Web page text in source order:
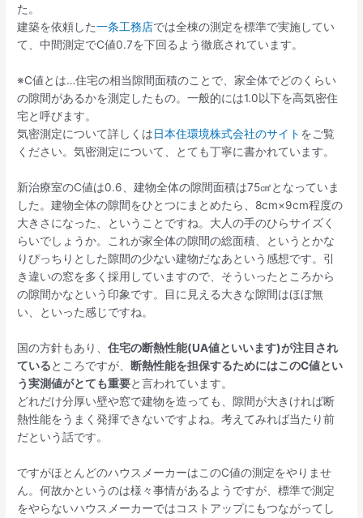
た。
建築を依頼した一条工務店では全棟の測定を標準で実施してい
て、中間測定でC値0.7を下回るよう徹底されています。
※C値とは…住宅の相当隙間面積のことで、家全体でどのくらい
の隙間があるかを測定したもの。一般的には1.0以下を高気密住
宅と呼びます。
気密測定について詳しくは日本住環境株式会社のサイト をご覧
ください。気密測定について、とても丁寧に書かれています。
新治療室のC値は0.6、建物全体の隙間面積は75㎠となっていま
した。建物全体の隙間をひとつにまとめたら、8cm×9cm程度の
大きさになった、ということですね。大人の手のひらサイズく
らいでしょうか。これが家全体の隙間の総面積、というとかな
りぴっちりとした隙間の少ない建物だなあという感想です。引
き違いの窓を多く採用していますので、そういったところから
の隙間かなという印象です。目に見える大きな隙間はほぼ無
い、といった感じですね。
国の方針もあり、住宅の断熱性能(UA値といいます)が注目され
ているところですが、
断熱性能を担保するためにはこのC値とい
う実測値がとても重要と言われています。
どれだけ分厚い壁や窓で建物を造っても、隙間が大きければ断
熱性能をうまく発揮できないですよね。考えてみれば当たり前
だという話です。
ですがほとんどのハウスメーカーはこのC値の測定をやりませ
ん。何故かというのは様々事情があるようですが、標準で測定
をやらないハウスメーカーではコストアップにもつながってし